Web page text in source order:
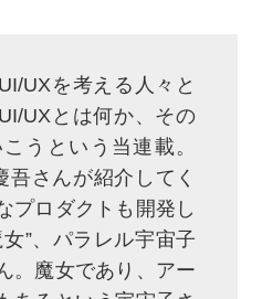
UXを考える人々と
UXとは何か、その
うという当連載。
吾さんが紹介してく
プロダクトも開発し
”、パラレル宇宙子
。魔女であり、アー